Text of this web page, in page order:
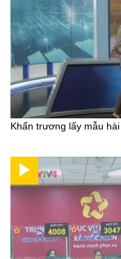
Khẩn trương lấy mẫu